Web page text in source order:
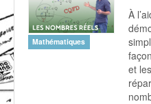
tag
“nombres
réels”
Mathématiques
À
et